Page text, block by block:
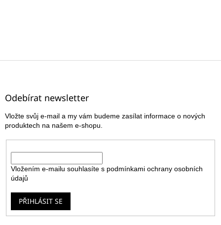
Z
Odebírat newsletter
Vložte svůj e-mail a my vám budeme zasílat informace o nových
produktech na našem e-shopu.
Vložením e-mailu souhlasíte s podmínkami ochrany osobních
údajů
PŘIHLÁSIT SE